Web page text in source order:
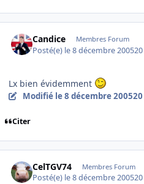
Candice Membres Forum
Posté(e) le 8 décembre 200520
Lx bien évidemment
Modifié le 8 décembre 200520
Citer
CelTGV74 Membres Forum
Posté(e) le 8 décembre 200520